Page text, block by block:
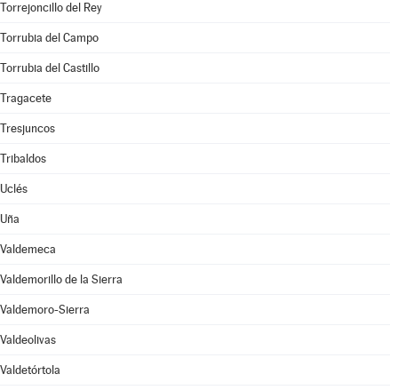
Torrejoncillo del Rey
Torrubia del Campo
Torrubia del Castillo
Tragacete
Tresjuncos
Tribaldos
Uclés
Uña
Valdemeca
Valdemorillo de la Sierra
Valdemoro-Sierra
Valdeolivas
Valdetórtola